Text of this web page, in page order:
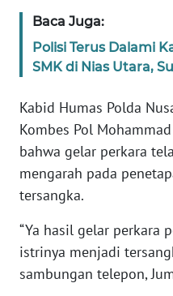
Baca Juga:
Polisi Terus Dalami
SMK di Nias Utara,
Kabid Humas Polda
Kombes Pol
bahwa gelar perkara
mengarah pada
tersangka.
“Ya hasil gelar perkara
istrinya menjadi
sambungan telepon,
KAMI
PEDOMAN
SIBER
REDAKSI
DISCLAIMER
Wahana